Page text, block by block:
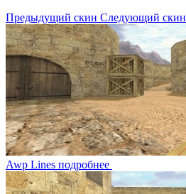
Предыдущий скин Следующий скин
Awp Lines подробнее